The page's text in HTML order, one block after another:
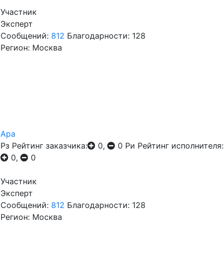
Участник
Эксперт
Сообщений: 812 Благодарности: 128
Регион: Москва
Ара
Рз Рейтинг заказчика: 0, 0 Ри Рейтинг исполнителя:
0,
0
Участник
Эксперт
Сообщений: 812 Благодарности: 128
Регион: Москва